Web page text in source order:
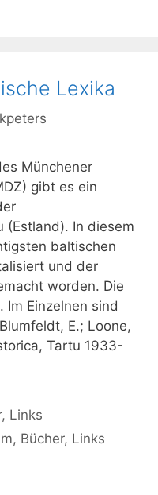
Lexika
Münchener
gibt es ein
(Estland). In diesem
baltischen
und der
worden. Die
Einzelnen sind
E.; Loone,
Tartu 1933-
, Links
, Bücher, Links